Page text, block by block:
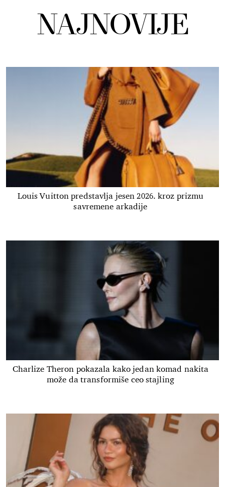
NAJNOVIJE
Louis Vuitton predstavlja jesen 2026. kroz prizmu
savremene arkadije
Charlize Theron pokazala kako jedan komad nakita
može da transformiše ceo stajling